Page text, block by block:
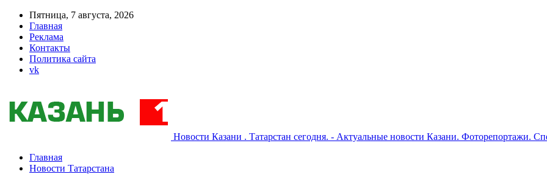
Пятница, 7 августа, 2026
Главная
Реклама
Контакты
Политика сайта
vk
Новости Казани . Татарстан сегодня. - Актуальные новости Казани. Фоторепортажи.
Главная
Новости Татарстана